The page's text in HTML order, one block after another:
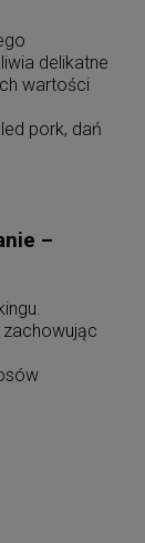
delikatne
wartości
pork, dań
–